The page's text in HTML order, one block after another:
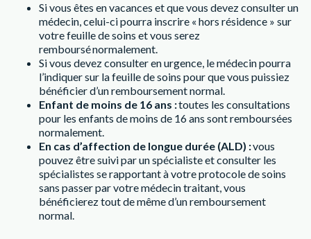
Si vous êtes en vacances et que vous devez consulter un
médecin, celui-ci pourra inscrire « hors résidence » sur
votre feuille de soins et vous serez
remboursé normalement.
Si vous devez consulter en urgence, le médecin pourra
l’indiquer sur la feuille de soins pour que vous puissiez
bénéficier d’un remboursement normal.
Enfant de moins de 16 ans :toutes les consultations
pour les enfants de moins de 16 ans sont remboursées
normalement.
En cas d’affection de longue durée (ALD) :vous
pouvez être suivi par un spécialiste et consulter les
spécialistes se rapportant à votre protocole de soins
sans passer par votre médecin traitant, vous
bénéficierez tout de même d’un remboursement
normal.